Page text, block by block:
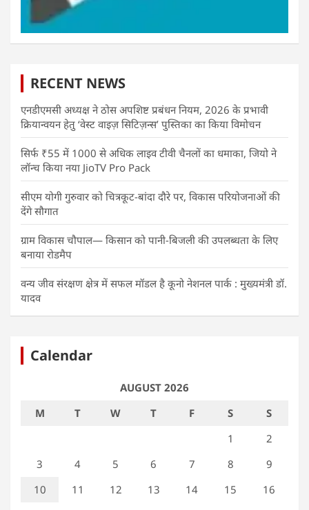
RECENT NEWS
एनडीएमसी अध्यक्ष ने ठोस अपशिष्ट प्रबंधन नियम, 2026 के प्रभावी
क्रियान्वयन हेतु ‘वेस्ट वाइज़ सिटिज़न्स’ पुस्तिका का किया विमोचन
सिर्फ ₹55 में 1000 से अधिक लाइव टीवी चैनलों का धमाका, जियो ने
लॉन्च किया नया JioTV Pro Pack
सीएम योगी गुरुवार को चित्रकूट-बांदा दौरे पर, विकास परियोजनाओं की
देंगे सौगात
ग्राम विकास चौपाल— किसान को पानी-बिजली की उपलब्धता के लिए
बनाया रोडमैप
वन्य जीव संरक्षण क्षेत्र में सफल मॉडल है कूनो नेशनल पार्क : मुख्यमंत्री डॉ.
यादव
Calendar
AUGUST 2026
M
T W T F S
S
1
2
3
4 5 6 7 8
9
10
11 12 13 14 15
16